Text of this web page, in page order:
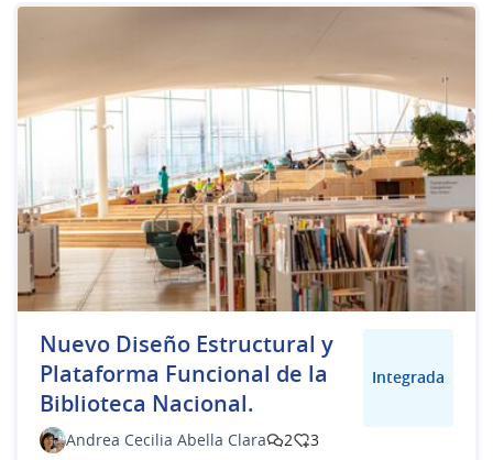
Nuevo Diseño Estructural y
Plataforma Funcional de la
Biblioteca Nacional.
Integrada
Andrea Cecilia Abella Clara 2 3